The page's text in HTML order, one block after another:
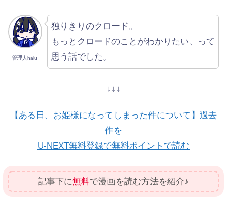
管理人halu
独りきりのクロード。
もっとクロードのことがわかりたい、って
思う話でした。
↓↓↓
【ある日、お姫様になってしまった件について】過去
作を
U-NEXT無料登録で無料ポイントで読む
記事下に無料で漫画を読む方法を紹介♪